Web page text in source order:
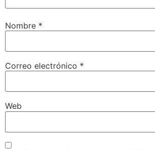
Nombre *
Correo electrónico *
Web